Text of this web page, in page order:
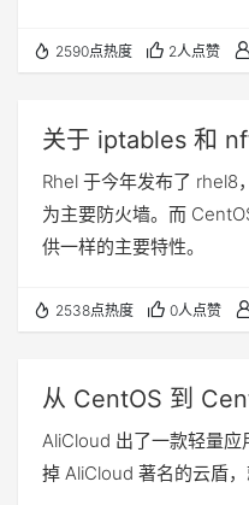
2590点热度 2人点赞
关于 iptables 和
版本的使用
Rhel 于今年发布了 rhel8
为主要防火墙。而
供一样的主要特性。
2538点热度 0人点赞
从 CentOS 到
务器
AliCloud 出了一款轻量
掉 AliCloud 著名的云盾，